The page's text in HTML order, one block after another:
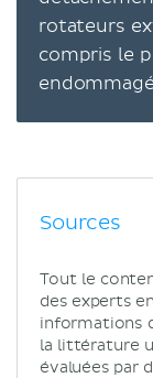
rotateurs
compris le
Sources
Tout le
des experts
informations
la littérature
évaluées par